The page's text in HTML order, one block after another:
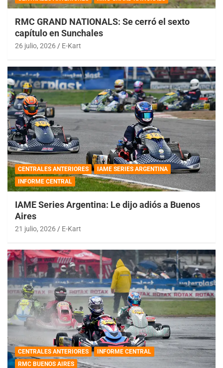
RMC GRAND NATIONALS: Se cerró el sexto
capítulo en Sunchales
26 julio, 2026 E-Kart
CENTRALES ANTERIORES
IAME SERIES ARGENTINA
INFORME CENTRAL
IAME Series Argentina: Le dijo adiós a Buenos
Aires
21 julio, 2026 E-Kart
CENTRALES ANTERIORES
INFORME CENTRAL
RMC BUENOS AIRES